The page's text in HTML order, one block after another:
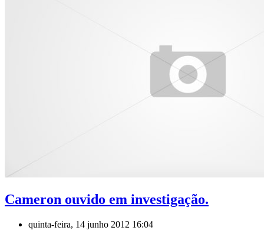
Cameron ouvido em investigação.
quinta-feira, 14 junho 2012 16:04